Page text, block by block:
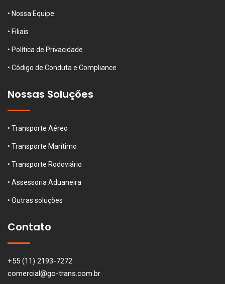
• Nossa Equipe
• Filiais
• Política de Privacidade
• Código de Conduta e Compliance
Nossas Soluções
• Transporte Aéreo
• Transporte Marítimo
• Transporte Rodoviário
• Assessoria Aduaneira
• Outras soluções
Contato
+55 (11) 2193-7272
comercial@go-trans.com.br